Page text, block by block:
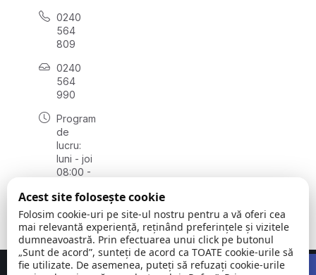
0240
564
809
0240
564
990
Program
de
lucru:
luni - joi
08:00 -
vineri
08:00 -
14:00
Acest site folosește cookie
Folosim cookie-uri pe site-ul nostru pentru a vă oferi cea
mai relevantă experiență, reținând preferințele și vizitele
dumneavoastră. Prin efectuarea unui click pe butonul
„Sunt de acord”, sunteți de acord ca TOATE cookie-urile să
fie utilizate. De asemenea, puteți să refuzați cookie-urile